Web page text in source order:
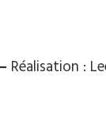
Réalisation :